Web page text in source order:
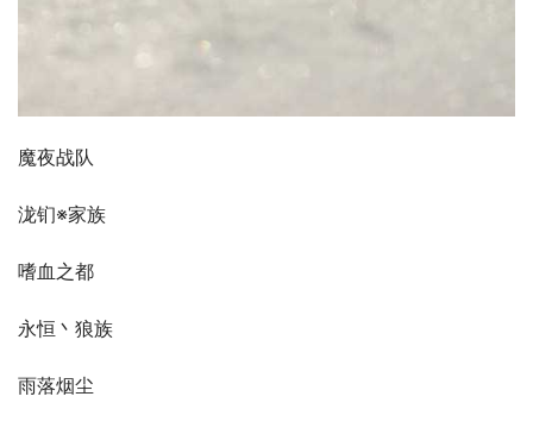
魔夜战队
泷钔※家族
嗜血之都
永恒丶狼族
雨落烟尘